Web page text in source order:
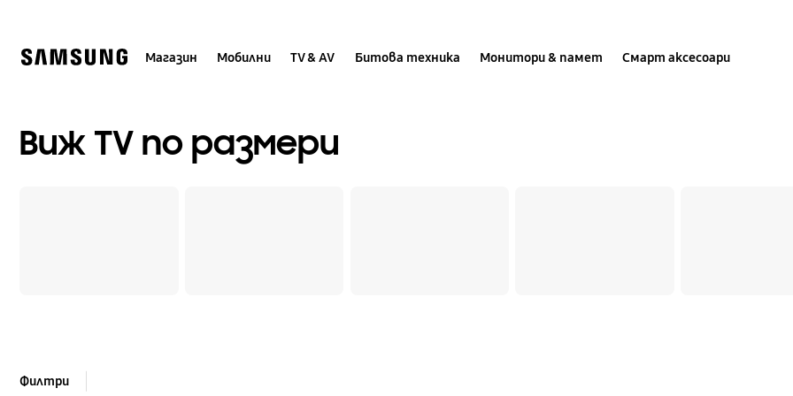
Магазин Мобилни TV & AV Битова техника Монитори & памет Смарт аксесоари
Виж TV по размери
Филтри